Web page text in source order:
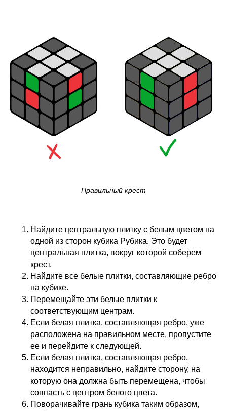
Правильный крест
Найдите центральную плитку с белым цветом на
одной из сторон кубика Рубика. Это будет
центральная плитка, вокруг которой соберем
крест.
Найдите все белые плитки, составляющие ребро
на кубике.
Перемещайте эти белые плитки к
соответствующим центрам.
Если белая плитка, составляющая ребро, уже
расположена на правильном месте, пропустите
ее и перейдите к следующей.
Если белая плитка, составляющая ребро,
находится неправильно, найдите сторону, на
которую она должна быть перемещена, чтобы
совпасть с центром белого цвета.
Поворачивайте грань кубика таким образом,